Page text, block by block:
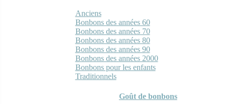
Anciens
Bonbons des années 60
Bonbons des années 70
Bonbons des années 80
Bonbons des années 90
Bonbons des années 2000
Bonbons pour les enfants
Traditionnels
Goût de bonbons